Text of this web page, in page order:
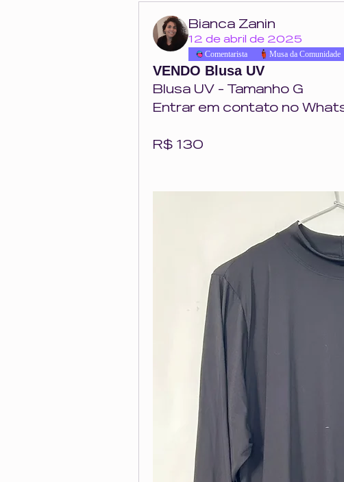
Bianca Zanin
12 de abril de 2025
Comentarista Musa da Comunidade
VENDO Blusa UV
Blusa UV - Tamanho G
Entrar em contato no
R$ 130